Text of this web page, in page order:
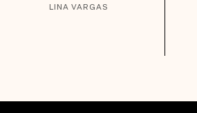
LINA VARGAS